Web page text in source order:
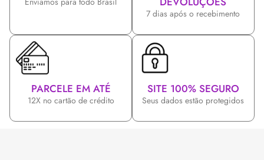
7 dias após o recebimento
PARCELE EM ATÉ
12X no cartão de crédito
SITE 100% SEGURO
Seus dados estão protegidos